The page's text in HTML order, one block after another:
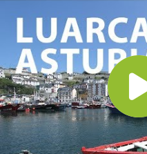
TURISMO
TIENDA
AGENDA
OFERTAS
CONTACTO